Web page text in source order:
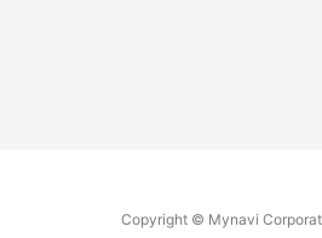
Copyright © Mynavi